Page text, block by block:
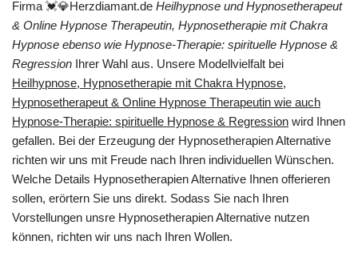
Firma 💓️💎Herzdiamant.de Heilhypnose und Hypnosetherapeut
& Online Hypnose Therapeutin, Hypnosetherapie mit Chakra
Hypnose ebenso wie Hypnose-Therapie: spirituelle Hypnose &
Regression Ihrer Wahl aus. Unsere Modellvielfalt bei
Heilhypnose, Hypnosetherapie mit Chakra Hypnose,
Hypnosetherapeut & Online Hypnose Therapeutin wie auch
Hypnose-Therapie: spirituelle Hypnose & Regression wird Ihnen
gefallen. Bei der Erzeugung der Hypnosetherapien Alternative
richten wir uns mit Freude nach Ihren individuellen Wünschen.
Welche Details Hypnosetherapien Alternative Ihnen offerieren
sollen, erörtern Sie uns direkt. Sodass Sie nach Ihren
Vorstellungen unsre Hypnosetherapien Alternative nutzen
können, richten wir uns nach Ihren Wollen.